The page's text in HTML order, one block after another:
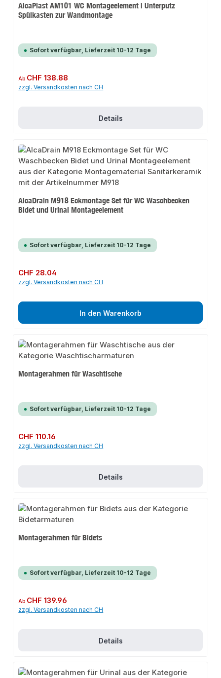
AlcaPlast AM101 WC Montageelement | Unterputz
Spülkasten zur Wandmontage
Sofort verfügbar, Lieferzeit 10-12 Tage
Regulärer Preis:
Ab CHF 138.88
zzgl. Versandkosten nach CH
Details
AlcaDrain M918 Eckmontage Set für WC Waschbecken
Bidet und Urinal Montageelement
Sofort verfügbar, Lieferzeit 10-12 Tage
Regulärer Preis:
CHF 28.04
zzgl. Versandkosten nach CH
In den Warenkorb
Montagerahmen für Waschtische
Sofort verfügbar, Lieferzeit 10-12 Tage
Regulärer Preis:
CHF 110.16
zzgl. Versandkosten nach CH
Details
Montagerahmen für Bidets
Sofort verfügbar, Lieferzeit 10-12 Tage
Regulärer Preis:
Ab CHF 139.96
zzgl. Versandkosten nach CH
Details